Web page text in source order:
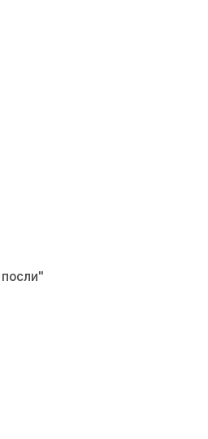
посли"